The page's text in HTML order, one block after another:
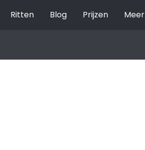
Ritten Blog Prijzen Meer